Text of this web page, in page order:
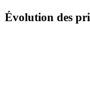
Évolution des